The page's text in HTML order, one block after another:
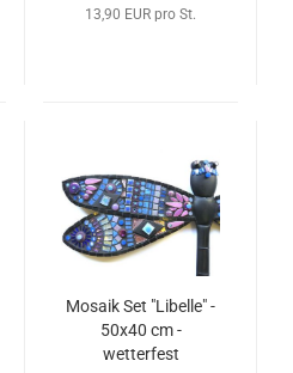
13,90 EUR pro St.
Mosaik Set "Libelle" -
50x40 cm -
wetterfest